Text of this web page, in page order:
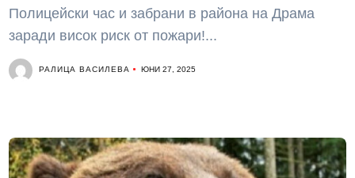
Полицейски час и забрани в района на Драма
заради висок риск от пожари!...
РАЛИЦА ВАСИЛЕВА ЮНИ 27, 2025